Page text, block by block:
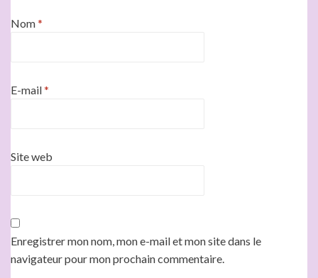
Nom*
E-mail*
Site web
Enregistrer mon nom, mon e-mail et mon site dans le
navigateur pour mon prochain commentaire.